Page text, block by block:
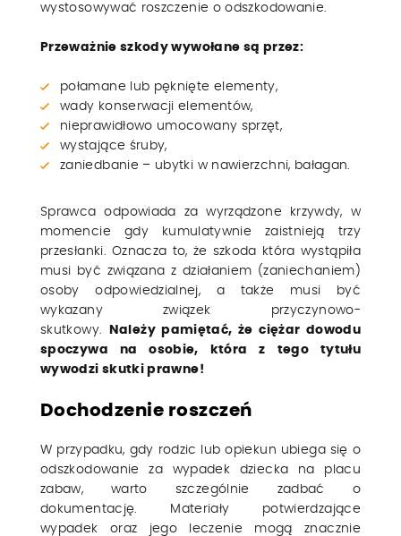
wystosowywać roszczenie o odszkodowanie.
Przeważnie szkody wywołane są przez:
połamane lub pęknięte elementy,
wady konserwacji elementów,
nieprawidłowo umocowany sprzęt,
wystające śruby,
zaniedbanie – ubytki w nawierzchni, bałagan.
Sprawca odpowiada za wyrządzone krzywdy, w
momencie gdy kumulatywnie zaistnieją trzy
przesłanki. Oznacza to, że szkoda która wystąpiła
musi być związana z działaniem (zaniechaniem)
osoby odpowiedzialnej, a także musi być
wykazany związek przyczynowo-
skutkowy.
Należy pamiętać, że ciężar dowodu
spoczywa na osobie, która z tego tytułu
wywodzi skutki prawne!
Dochodzenie roszczeń
W przypadku, gdy rodzic lub opiekun ubiega się o
odszkodowanie za wypadek dziecka na placu
zabaw, warto szczególnie zadbać o
dokumentację. Materiały potwierdzające
wypadek oraz jego leczenie mogą znacznie